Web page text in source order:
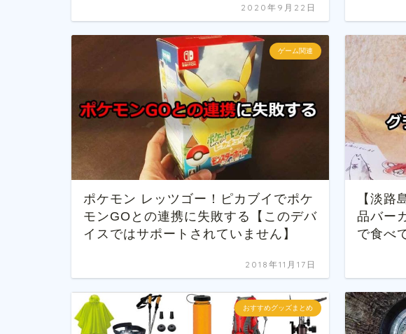
2020年9月22日
ゲーム関連
ポケモン レッツゴー！ピカブイでポケ
モンGOとの連携に失敗する【このデバ
イスではサポートされていません】
2018年11月17日
【淡路
品バー
で食べ
おすすめグッズまとめ